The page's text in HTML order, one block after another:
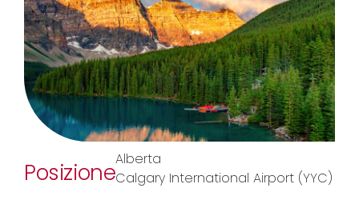
PosizioneAlberta
Calgary International Airport (YYC)